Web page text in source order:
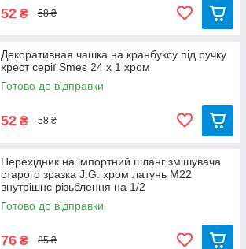
52 ₴ 58 ₴
Декоративная чашка на кранбуксу під ручку
хрест серії Smes 24 х 1 хром
Готово до відправки
52 ₴ 58 ₴
Перехідник на імпортний шланг змішувача
старого зразка J.G. хром латунь М22
внутрішнє різьблення на 1/2
Готово до відправки
76 ₴ 85 ₴